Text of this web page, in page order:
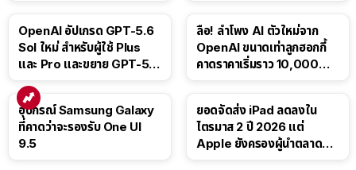
OpenAI อัปเกรด GPT-5.6
Sol ใหม่ สำหรับผู้ใช้ Plus
และ Pro และขยาย GPT-5.6
ลือ! ลำโพง AI ตัวใหม่จาก
OpenAI ขนาดเท่าลูกฮอกกี้
คาดราคาเริ่มราว 10,000
อุปกรณ์ Samsung Galaxy
ที่คาดว่าจะรองรับ One UI
9.5
ยอดจัดส่ง iPad ลดลงใน
ไตรมาส 2 ปี 2026 แต่
Apple ยังครองผู้นำตลาด